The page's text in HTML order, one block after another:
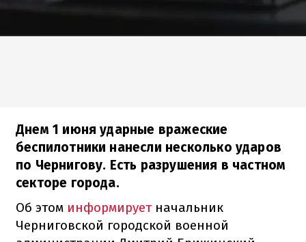
Днем 1 июня ударные вражеские
беспилотники нанесли несколько ударов
по Чернигову. Есть разрушения в частном
секторе города.
Об этом информирует начальник
Черниговской городской военной